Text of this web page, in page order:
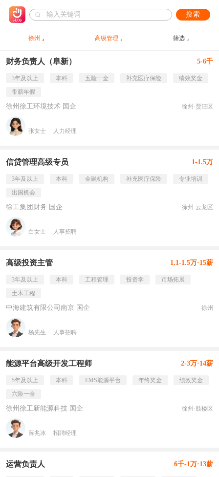
搜索
徐州 高级管理 筛选
财务负责人（阜新） 5-6千
3年及以上 本科 五险一金 补充医疗保险
绩效奖金
带薪年假
徐州徐工环境技术 国企 徐州·贾汪区
张女士 人力经理
信贷管理高级专员 1-1.5万
3年及以上 本科 金融机构 补充医疗保险
专业培训
出国机会
徐工集团财务 国企 徐州·云龙区
白女士 人事招聘
高级投资主管 1.1-1.5万·15薪
3年及以上 本科 工程管理 投资学
市场拓展
土木工程
中海建筑有限公司南京 国企 徐州
杨先生 人事招聘
能源平台高级开发工程师 2-3万·14薪
5年及以上 本科 EMS能源平台 年终奖金
绩效奖金
六险一金
徐州徐工新能源科技 国企 徐州·鼓楼区
薛兆冰 招聘经理
运营负责人 6千-1万·13薪